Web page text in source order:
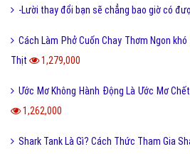
-Lười thay đổi bạn sẽ chẳng bao giờ có
Cách Làm Phở Cuốn Chay Thơm Ngon
Thịt
1,279,000
Ước Mơ Không Hành Động Là Ước Mơ
1,262,000
Shark Tank Là Gì? Cách Thức Tham Gia